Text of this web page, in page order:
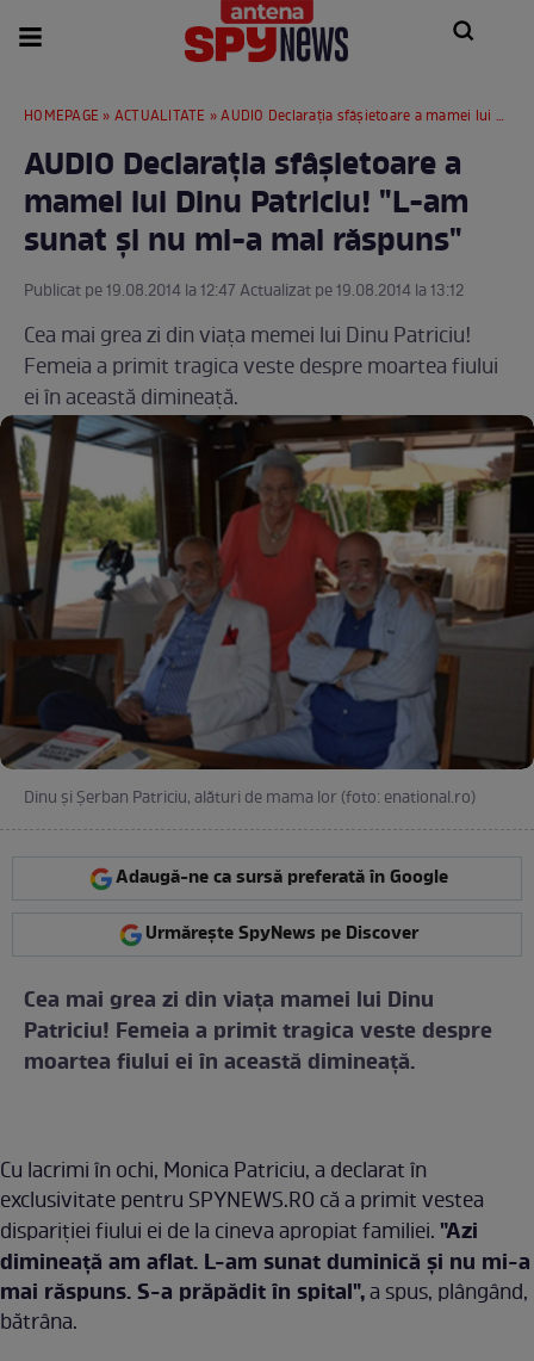
HOMEPAGE » ACTUALITATE » AUDIO Declaraţia sfâşietoare a mamei lui Dinu Patriciu! "L-am sunat şi nu mi-a mai răspuns"
AUDIO Declaraţia sfâşietoare a
mamei lui Dinu Patriciu! "L-am
sunat şi nu mi-a mai răspuns"
Publicat pe 19.08.2014 la 12:47 Actualizat pe 19.08.2014 la 13:12
Cea mai grea zi din viaţa memei lui Dinu Patriciu!
Femeia a primit tragica veste despre moartea fiului
ei în această dimineaţă.
Dinu şi Şerban Patriciu, alături de mama lor (foto: enational.ro)
Adaugă-ne ca sursă preferată în Google
Urmărește SpyNews pe Discover
Cea mai grea zi din viaţa mamei lui Dinu
Patriciu! Femeia a primit tragica veste despre
moartea fiului ei în această dimineaţă.
Cu lacrimi în ochi, Monica Patriciu, a declarat în
exclusivitate pentru SPYNEWS.RO că a primit vestea
dispariţiei fiului ei de la cineva apropiat familiei."Azi
dimineaţă am aflat. L-am sunat duminică şi nu mi-a
mai răspuns. S-a prăpădit în spital",a spus, plângând,
bătrâna.